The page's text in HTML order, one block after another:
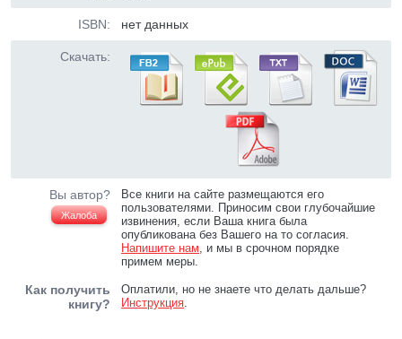
ISBN: нет данных
Скачать:
Вы автор?
Жалоба
Все книги на сайте размещаются его
пользователями. Приносим свои глубочайшие
извинения, если Ваша книга была
опубликована без Вашего на то согласия.
Напишите нам, и мы в срочном порядке
примем меры.
Как получить
книгу?
Оплатили, но не знаете что делать дальше?
Инструкция.